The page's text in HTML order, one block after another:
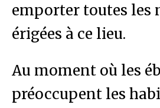
emporter toutes les
érigées à ce lieu.
Au moment où les
préoccupent les